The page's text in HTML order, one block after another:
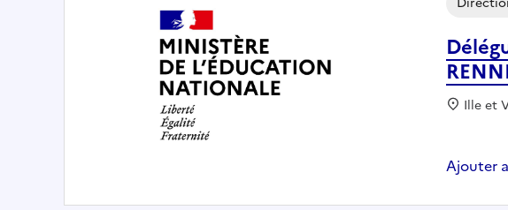
Ille et
Ajouter